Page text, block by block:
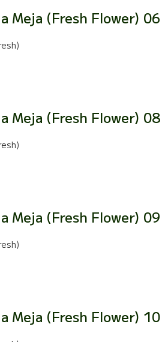
Meja (Fresh Flower) 06
Meja (Fresh Flower) 08
Meja (Fresh Flower) 09
Meja (Fresh Flower) 10